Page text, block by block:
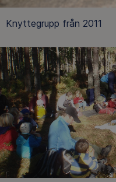
Knyttegrupp från 2011